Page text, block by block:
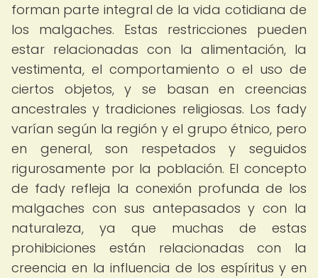
forman parte integral de la vida cotidiana de
los malgaches. Estas restricciones pueden
estar relacionadas con la alimentación, la
vestimenta, el comportamiento o el uso de
ciertos objetos, y se basan en creencias
ancestrales y tradiciones religiosas. Los fady
varían según la región y el grupo étnico, pero
en general, son respetados y seguidos
rigurosamente por la población. El concepto
de fady refleja la conexión profunda de los
malgaches con sus antepasados y con la
naturaleza, ya que muchas de estas
prohibiciones están relacionadas con la
creencia en la influencia de los espíritus y en